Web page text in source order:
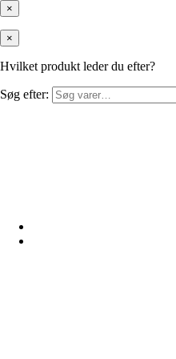
×
×
Hvilket produkt leder du efter?
Søg efter: